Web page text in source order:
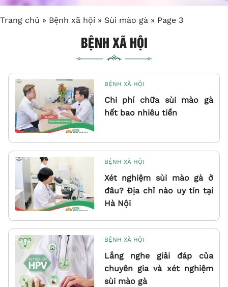
Trang chủ » Bệnh xã hội » Sùi mào gà » Page 3
BỆNH XÃ HỘI
BỆNH XÃ HỘI
Chi phí chữa sùi mào gà
hết bao nhiêu tiền
BỆNH XÃ HỘI
Xét nghiệm sùi mào gà ở
đâu? Địa chỉ nào uy tín tại
Hà Nội
BỆNH XÃ HỘI
Lắng nghe giải đáp của
chuyên gia và xét nghiệm
sùi mào gà